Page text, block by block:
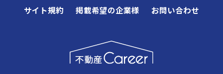
サイト規約
掲載希望の企業様 お問い合わせ